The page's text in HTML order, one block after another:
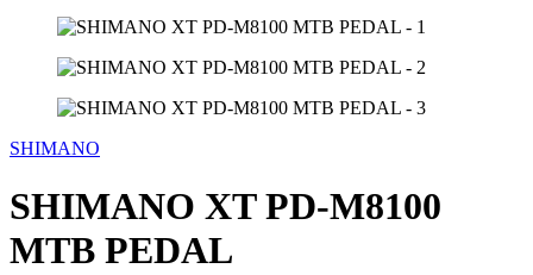
SHIMANO
SHIMANO XT PD-M8100
MTB PEDAL